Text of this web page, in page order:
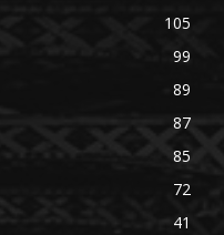
105
99
89
87
85
72
41